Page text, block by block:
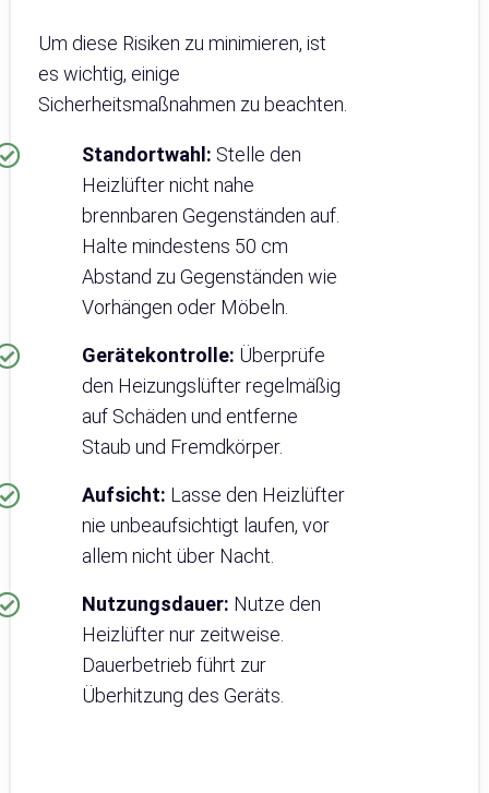
Um diese Risiken zu minimieren, ist
es wichtig, einige
Sicherheitsmaßnahmen zu beachten.
Standortwahl: Stelle den
Heizlüfter nicht nahe
brennbaren Gegenständen auf.
Halte mindestens 50 cm
Abstand zu Gegenständen wie
Vorhängen oder Möbeln.
Gerätekontrolle: Überprüfe
den Heizungslüfter regelmäßig
auf Schäden und entferne
Staub und Fremdkörper.
Aufsicht: Lasse den Heizlüfter
nie unbeaufsichtigt laufen, vor
allem nicht über Nacht.
Nutzungsdauer: Nutze den
Heizlüfter nur zeitweise.
Dauerbetrieb führt zur
Überhitzung des Geräts.